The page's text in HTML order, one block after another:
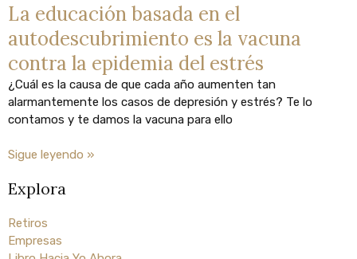
La educación basada en el
autodescubrimiento es la vacuna
contra la epidemia del estrés
¿Cuál es la causa de que cada año aumenten tan
alarmantemente los casos de depresión y estrés? Te lo
contamos y te damos la vacuna para ello
Sigue leyendo »
Explora
Retiros
Empresas